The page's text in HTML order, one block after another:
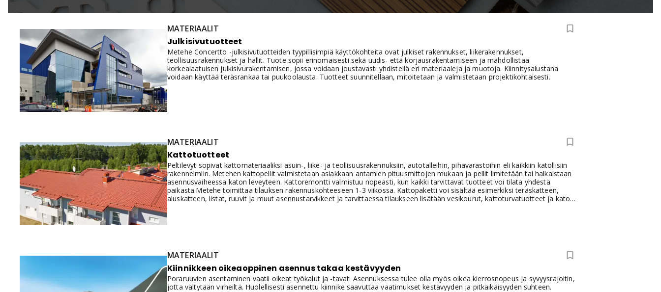
MATERIAALIT
Julkisivutuotteet
Metehe Concertto -julkisivutuotteiden tyypillisimpiä käyttökohteita ovat julkiset rakennukset, liikerakennukset,
teollisuusrakennukset ja hallit. Tuote sopii erinomaisesti sekä uudis- että korjausrakentamiseen ja mahdollistaa
korkealaatuisen julkisivurakentamisen, jossa voidaan joustavasti yhdistellä eri materiaaleja ja muotoja. Kiinnitysalustana
voidaan käyttää teräsrankaa tai puukoolausta. Tuotteet suunnitellaan, mitoitetaan ja valmistetaan projektikohtaisesti.
MATERIAALIT
Kattotuotteet
Peltilevyt sopivat kattomateriaaliksi asuin-, liike- ja teollisuusrakennuksiin, autotalleihin, pihavarastoihin eli kaikkiin katollisiin
rakennelmiin. Metehen kattopellit valmistetaan asiakkaan antamien pituusmittojen mukaan ja pellit limitetään tai halkaistaan
asennusvaiheessa katon leveyteen. Kattoremontti valmistuu nopeasti, kun kaikki tarvittavat tuotteet voi tilata yhdestä
paikasta.Metehe toimittaa tilauksen rakennuskohteeseen 1-3 viikossa. Kattopaketti voi sisältää esimerkiksi teräskatteen,
aluskatteen, listat, ruuvit ja muut asennustarvikkeet ja tarvittaessa tilaukseen lisätään vesikourut, kattoturvatuotteet ja katon
MATERIAALIT
Kiinnikkeen oikeaoppinen asennus takaa kestävyyden
Poraruuvien asentaminen vaatii oikeat työkalut ja -tavat. Asennuksessa tulee olla myös oikea kierrosnopeus ja syvyysrajoitin,
jotta vältytään virheiltä. Huolellisesti asennettu kiinnike saavuttaa vaatimukset kestävyyden ja pitkäikäisyyden suhteen.